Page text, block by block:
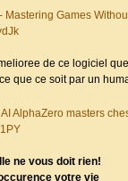
Mastering Games
de ce logiciel
que ce soit par un
AlphaZero masters
ne vous doit rien!
votre vie